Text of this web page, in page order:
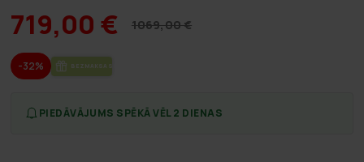
719,00 € 1069,00 €
-32% BEZ­MAK­SAS PIE­GĀ­DE
PIEDĀVĀJUMS SPĒKĀ VĒL 2 DIENAS